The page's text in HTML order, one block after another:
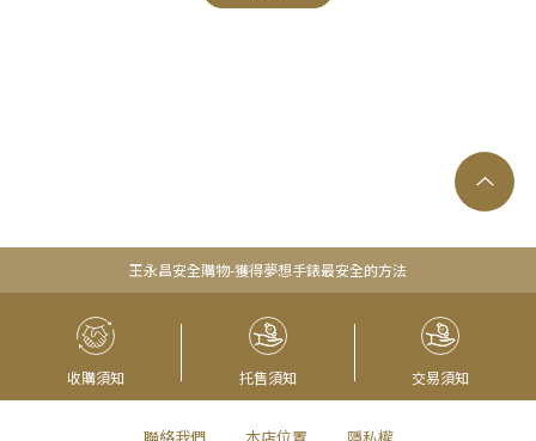
王永昌安全購物-獲得夢想手錶最安全的方法
收購須知 托售須知 交易須知